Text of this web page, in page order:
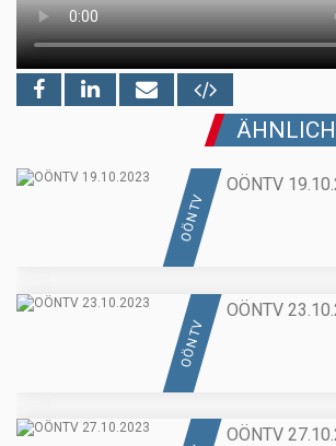
OÖN TV
OÖNTV
OÖN TV
OÖNTV
OÖNTV